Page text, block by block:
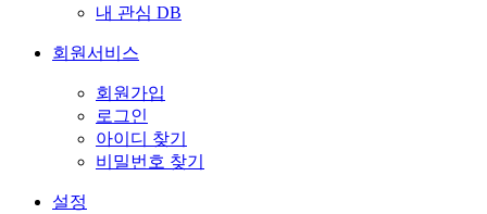
내 관심 DB
회원서비스
회원가입
로그인
아이디 찾기
비밀번호 찾기
설정